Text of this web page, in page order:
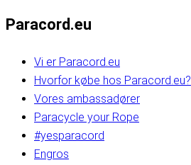
Paracord.eu
Vi er Paracord.eu
Hvorfor købe hos Paracord.eu?
Vores ambassadører
Paracycle your Rope
#yesparacord
Engros